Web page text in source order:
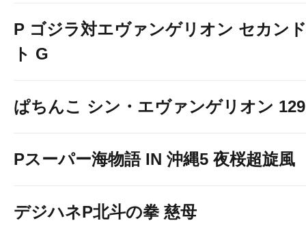
P ゴジラ対エヴァンゲリオン セカン
ト G
ぱちんこ シン・エヴァンゲリオン
Pスーパー海物語 IN 沖縄5 夜桜超旋風
デジハネP北斗の拳 慈母